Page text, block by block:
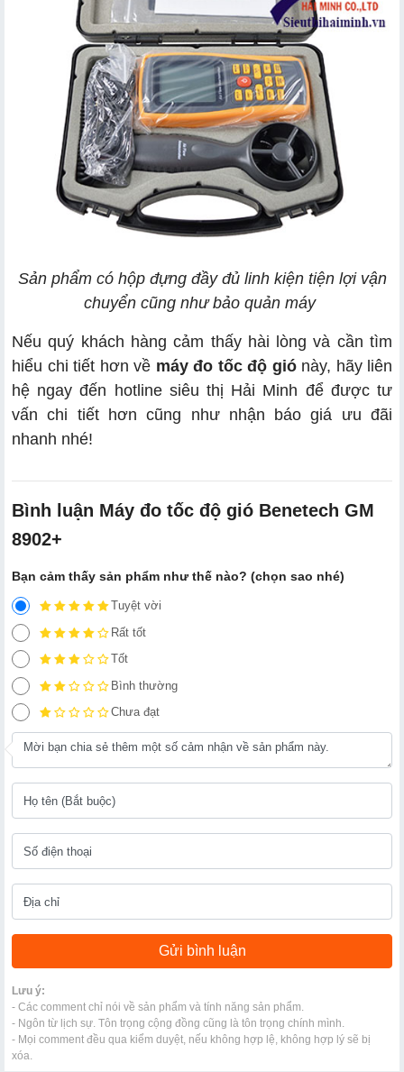
Sản phẩm có hộp đựng đầy đủ linh kiện tiện lợi vận
chuyển cũng như bảo quản máy
Nếu quý khách hàng cảm thấy hài lòng và cần tìm
hiểu chi tiết hơn về máy đo tốc độ giónày, hãy liên
hệ ngay đến hotline siêu thị Hải Minh để được tư
vấn chi tiết hơn cũng như nhận báo giá ưu đãi
nhanh nhé!
Bình luận Máy đo tốc độ gió Benetech GM
8902+
Bạn cảm thấy sản phẩm như thế nào? (chọn sao nhé)
Tuyệt vời
Rất tốt
Tốt
Bình thường
Chưa đạt
Lưu ý:
- Các comment chỉ nói về sản phẩm và tính năng sản phẩm.
- Ngôn từ lịch sự. Tôn trọng cộng đồng cũng là tôn trọng chính mình.
- Mọi comment đều qua kiểm duyệt, nếu không hợp lệ, không hợp lý sẽ bị
xóa.